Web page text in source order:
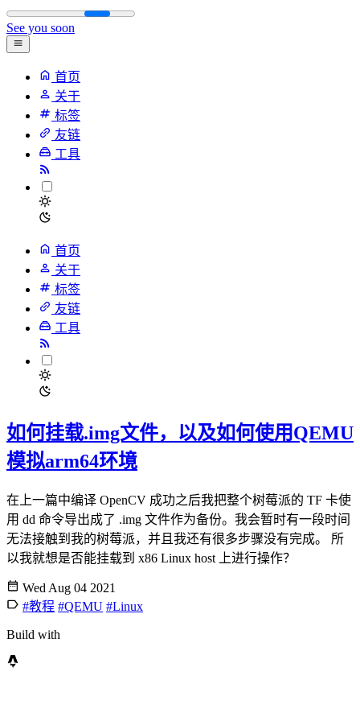
See you soon
首页
关于
标签
友链
工具
首页
关于
标签
友链
工具
如何挂载.img文件，以及如何使用QEMU
模拟arm64环境
在上一篇中编译 OpenCV 成功之后我把整个树莓派的 TF 卡使
用 dd 命令导出成了 .img 文件作为备份。我会暂时有一段时间
无法接触到我的树莓派，并且我还有很多步骤没有完成。 所
以我就想是否能挂载到 x86 Linux host 上进行操作？
Wed Aug 04 2021
#教程 #QEMU #Linux
Build with